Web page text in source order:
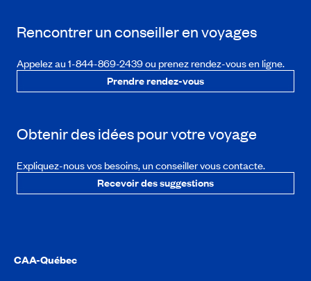
Rencontrer un conseiller en voyages
Appelez au 1-844-869-2439 ou prenez rendez-vous en ligne.
Prendre rendez-vous
Obtenir des idées pour votre voyage
Expliquez-nous vos besoins, un conseiller vous contacte.
Recevoir des suggestions
CAA-Québec